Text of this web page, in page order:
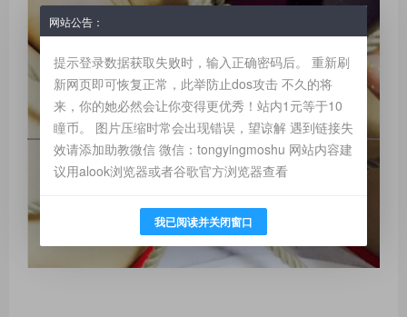
网站公告：
提示登录数据获取失败时，输入正确密码后。 重新刷
新网页即可恢复正常，此举防止dos攻击 不久的将
来，你的她必然会让你变得更优秀！站内1元等于10
瞳币。 图片压缩时常会出现错误，望谅解 遇到链接失
效请添加助教微信 微信：tongyingmoshu 网站内容建
议用alook浏览器或者谷歌官方浏览器查看
我已阅读并关闭窗口